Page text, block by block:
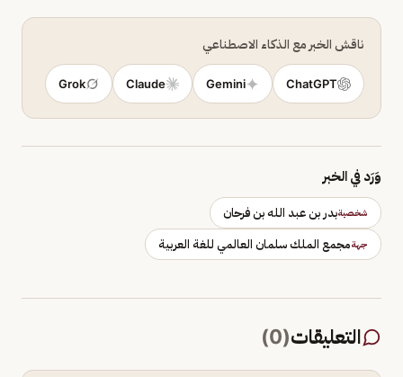
ناقش الخبر مع الذكاء الاصطناعي
ChatGPT
Gemini
Claude
Grok
وَرَد في الخبر
شخصيةبدر بن عبد الله بن فرحان
جهةمجمع الملك سلمان العالمي للغة العربية
التعليقات(
0
)